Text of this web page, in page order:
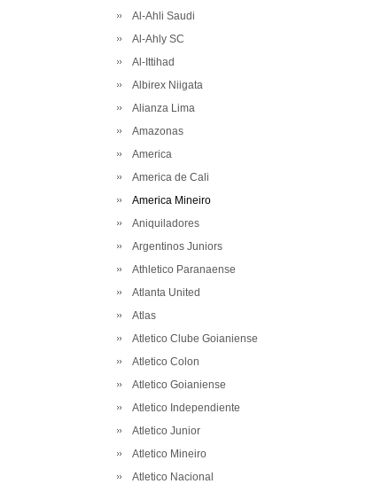
Al-Ahli Saudi
Al-Ahly SC
Al-Ittihad
Albirex Niigata
Alianza Lima
Amazonas
America
America de Cali
America Mineiro
Aniquiladores
Argentinos Juniors
Athletico Paranaense
Atlanta United
Atlas
Atletico Clube Goianiense
Atletico Colon
Atletico Goianiense
Atletico Independiente
Atletico Junior
Atletico Mineiro
Atletico Nacional